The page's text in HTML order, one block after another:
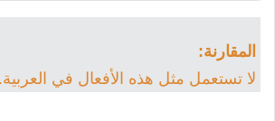
المقارنة:
لا تستعمل مثل هذه الأفعال في العربية.